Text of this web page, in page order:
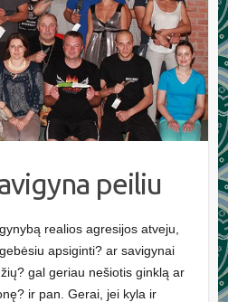
peiliu
realios agresijos atveju,
apsiginti? ar savigynai
gal geriau nešiotis ginklą ar
ir pan. Gerai, jei kyla ir